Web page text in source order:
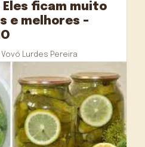
ficam muito
e melhores –
Vovó Lurdes Pereira